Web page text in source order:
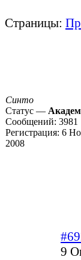
Страницы:
Синто
Статус —
Сообщений: 3981
Регистрация: 6
2008
9